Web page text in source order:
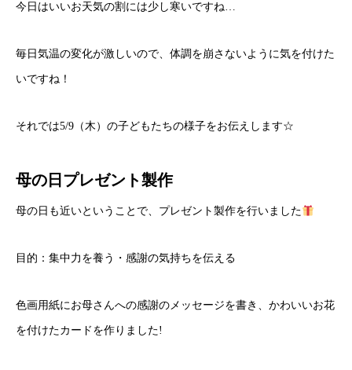
今日はいいお天気の割には少し寒いですね…
毎日気温の変化が激しいので、体調を崩さないように気を付けた
いですね！
それでは5/9（木）の子どもたちの様子をお伝えします☆
母の日プレゼント製作
母の日も近いということで、プレゼント製作を行いました
目的：集中力を養う・感謝の気持ちを伝える
色画用紙にお母さんへの感謝のメッセージを書き、かわいいお花
を付けたカードを作りました!